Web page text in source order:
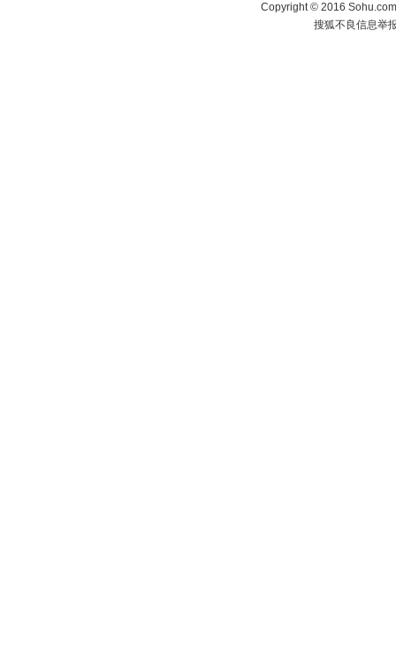
Copyright©2016
搜狐不良信息举